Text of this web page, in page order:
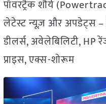
पॉवरट्रैक शौर्य
लेटेस्ट न्यूज़ और अपडेट्स –
डीलर्स, अवेलेबिलिटी,
प्राइस, एक्स-शोरूम